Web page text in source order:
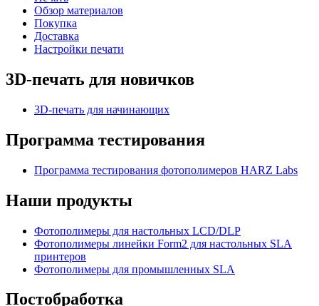
Обзор материалов
Покупка
Доставка
Настройки печати
3D-печать для новичков
3D-печать для начинающих
Программа тестирования
Программа тестирования фотополимеров HARZ Labs
Наши продукты
Фотополимеры для настольных LCD/DLP
Фотополимеры линейки Form2 для настольных SLA
принтеров
Фотополимеры для промышленных SLA
Постобработка